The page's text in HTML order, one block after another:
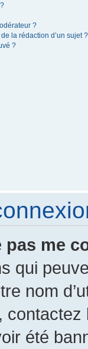
?
la rédaction d’un sujet ?
?
me
qui
nom
été